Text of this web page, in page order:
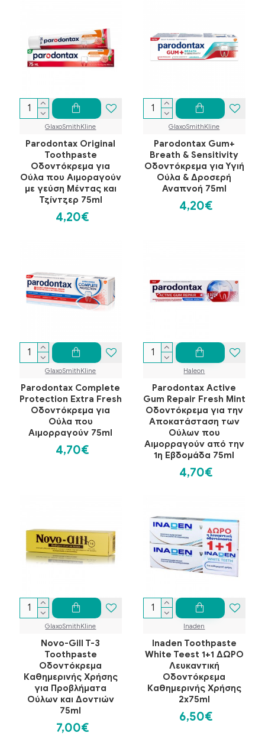
GlaxoSmithKline
Parodontax Original
Toothpaste
Οδοντόκρεμα για
Ούλα που Αιμοραγούν
με γεύση Μέντας και
Τζίντζερ 75ml
4,20€
GlaxoSmithKline
Parodontax Gum+
Breath & Sensitivity
Οδοντόκρεμα για Υγιή
Ούλα & Δροσερή
Αναπνοή 75ml
4,20€
GlaxoSmithKline
Parodontax Complete
Protection Extra Fresh
Οδοντόκρεμα για
Ούλα που
Αιμορραγούν 75ml
4,70€
Haleon
Parodontax Active
Gum Repair Fresh Mint
Οδοντόκρεμα για την
Αποκατάσταση των
Ούλων που
Αιμορραγούν από την
1η Εβδομάδα 75ml
4,70€
GlaxoSmithKline
Novo-Gill T-3
Toothpaste
Οδοντόκρεμα
Καθημερινής Χρήσης
για Προβλήματα
Ούλων και Δοντιών
75ml
7,00€
Inaden
Inaden Toothpaste
White Teest 1+1 ΔΩΡΟ
Λευκαντική
Οδοντόκρεμα
Καθημερινής Χρήσης
2x75ml
6,50€